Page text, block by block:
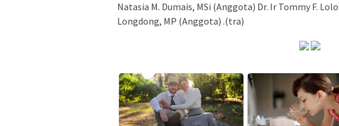
Natasia M. Dumais, MSi (Anggota) Dr. Ir Tommy F.
Longdong, MP (Anggota) .(tra)